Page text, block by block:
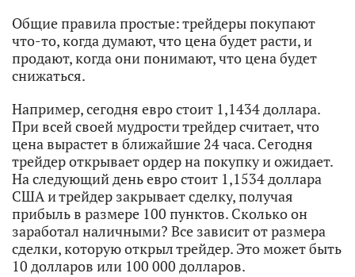
Общие правила простые: трейдеры покупают
что-то, когда думают, что цена будет расти, и
продают, когда они понимают, что цена будет
снижаться.
Например, сегодня евро стоит 1,1434 доллара.
При всей своей мудрости трейдер считает, что
цена вырастет в ближайшие 24 часа. Сегодня
трейдер открывает ордер на покупку и ожидает.
На следующий день евро стоит 1,1534 доллара
США и трейдер закрывает сделку, получая
прибыль в размере 100 пунктов. Сколько он
заработал наличными? Все зависит от размера
сделки, которую открыл трейдер. Это может быть
10 долларов или 100 000 долларов.